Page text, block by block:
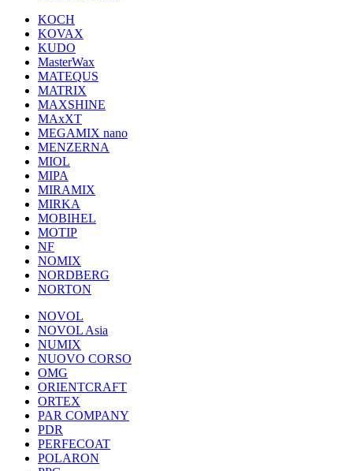
KOCH
KOVAX
KUDO
MasterWax
MATEQUS
MATRIX
MAXSHINE
MAxXT
MEGAMIX nano
MENZERNA
MIOL
MIPA
MIRAMIX
MIRKA
MOBIHEL
MOTIP
NF
NOMIX
NORDBERG
NORTON
NOVOL
NOVOL Asia
NUMIX
NUOVO CORSO
OMG
ORIENTCRAFT
ORTEX
PAR COMPANY
PDR
PERFECOAT
POLARON